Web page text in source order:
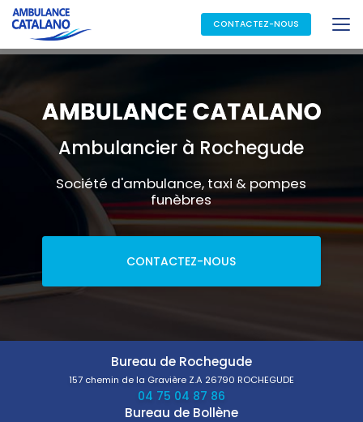
Aller
au
contenu
principal
CONTACTEZ-NOUS
Ambulancier à Rochegude
Société d'ambulance, taxi & pompes
funèbres
CONTACTEZ-NOUS
Bureau de Rochegude
157 chemin de la Gravière Z.A 26790 ROCHEGUDE
04 75 04 87 86
Bureau de Bollène